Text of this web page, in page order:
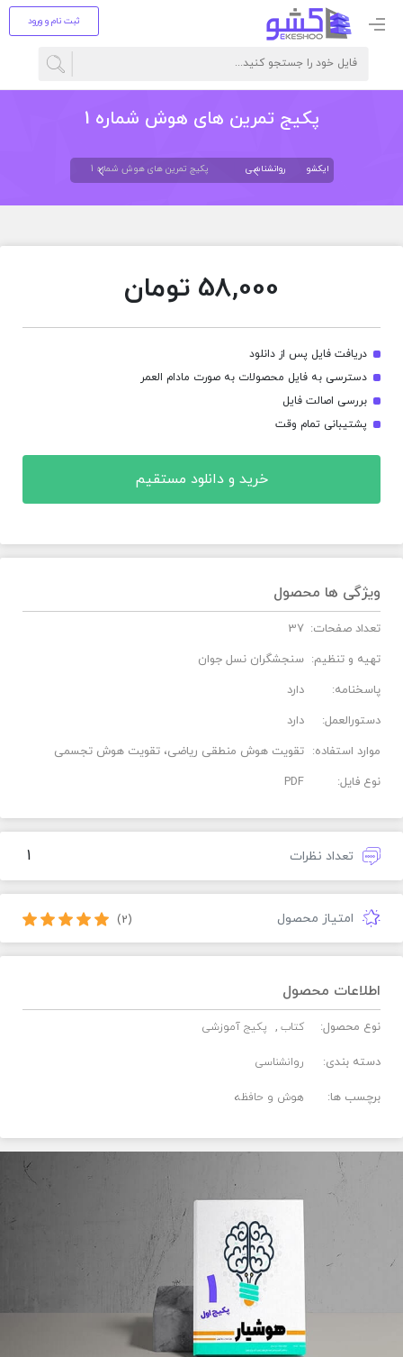
ثبت نام و ورود
پکیج تمرین های هوش شماره 1
ایکشو روانشناسی پکیج تمرین های هوش شماره 1
58,000 تومان
دریافت فایل پس از دانلود
دسترسی به فایل محصولات به صورت مادام العمر
بررسی اصالت فایل
پشتیبانی تمام وقت
خرید و دانلود مستقیم
ویژگی ها محصول
تعداد صفحات: 37
تهیه و تنظیم: سنجشگران نسل جوان
پاسخنامه:
دارد
دستورالعمل:
دارد
موارد استفاده: تقویت هوش منطقی ریاضی، تقویت هوش تجسمی
نوع فایل:
PDF
تعداد نظرات 1
امتیاز محصول (2)
اطلاعات محصول
نوع محصول: کتاب پکیج آموزشی
دسته بندی: روانشناسی
برچسب ها: هوش و حافظه